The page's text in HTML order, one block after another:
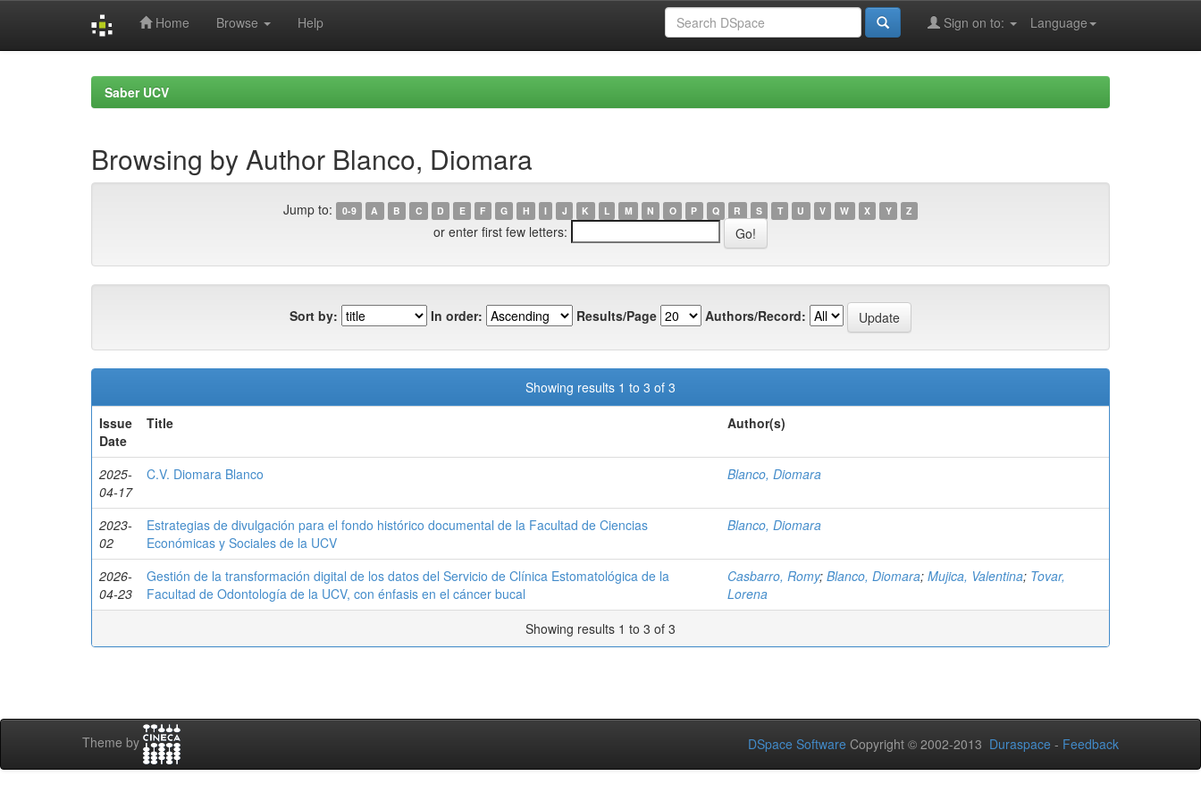
Home Browse Help Language
Sign on to:
Saber UCV
Browsing by Author Blanco, Diomara
Jump to: 0-9 A B C D E F G H I J K L M N O P Q R S T U V W X Y Z
or enter first few letters:
Sort by: In order: Results/Page Authors/Record:
Showing results 1 to 3 of 3
Issue
Date
Title Author(s)
2025-
04-17
C.V. Diomara Blanco Blanco, Diomara
2023-
02
Estrategias de divulgación para el fondo histórico documental de la Facultad de Ciencias
Económicas y Sociales de la UCV
Blanco, Diomara
2026-
04-23
Gestión de la transformación digital de los datos del Servicio de Clínica Estomatológica de la
Facultad de Odontología de la UCV, con énfasis en el cáncer bucal
Casbarro, Romy; Blanco, Diomara; Mujica, Valentina; Tovar,
Lorena
Showing results 1 to 3 of 3
Theme by DSpace Software Copyright © 2002-2013 Duraspace - Feedback